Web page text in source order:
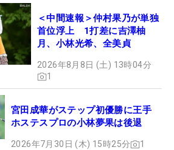
＜中間速報＞仲村果乃が単独
首位浮上 1打差に吉澤柚
月、小林光希、全美貞
2026年8月8日 (土) 13時04分
1
宮田成華がステップ初優勝に王手
ホステスプロの小林夢果は後退
2026年7月30日 (木) 15時25分 1